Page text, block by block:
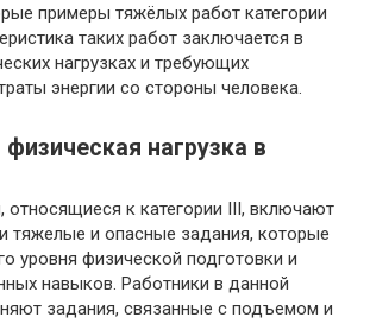
примеры тяжёлых работ категории
таких работ заключается в
нагрузках и требующих
энергии со стороны человека.
нагрузка в
к категории III, включают
тяжелые и опасные задания, которые
уровня физической подготовки и
навыков. Работники в данной
задания, связанные с подъемом и